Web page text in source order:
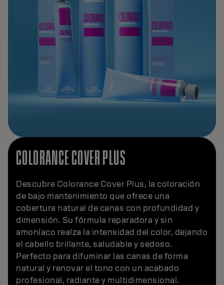
COLORANCE COVER PLUS
Descubre Colorance Cover Plus, la coloración
de bajo mantenimiento que ofrece una
cobertura natural de canas con profundidad y
dimensión. Su fórmula reparadora y sin
amoníaco realza la intensidad del color, dejando
el cabello brillante, saludable y sedoso.
Perfecto para difuminar las canas de forma
natural y renovar el tono con un acabado
profesional, radiante y multidimensional.